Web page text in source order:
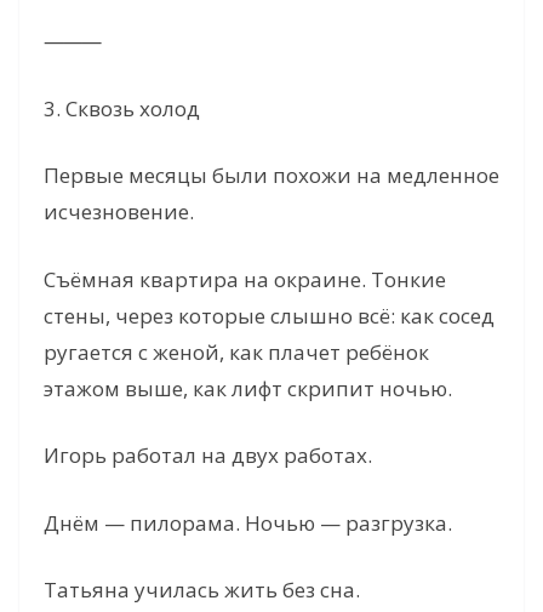
⸻
3. Сквозь холод
Первые месяцы были похожи на медленное
исчезновение.
Съёмная квартира на окраине. Тонкие
стены, через которые слышно всё: как сосед
ругается с женой, как плачет ребёнок
этажом выше, как лифт скрипит ночью.
Игорь работал на двух работах.
Днём — пилорама. Ночью — разгрузка.
Татьяна училась жить без сна.